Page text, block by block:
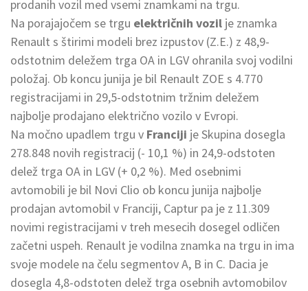
prodanih vozil med vsemi znamkami na trgu.
Na porajajočem se trgu električnih vozil je znamka
Renault s štirimi modeli brez izpustov (Z.E.) z 48,9-
odstotnim deležem trga OA in LGV ohranila svoj vodilni
položaj. Ob koncu junija je bil Renault ZOE s 4.770
registracijami in 29,5-odstotnim tržnim deležem
najbolje prodajano električno vozilo v Evropi.
Na močno upadlem trgu v Franciji je Skupina dosegla
278.848 novih registracij (- 10,1 %) in 24,9-odstoten
delež trga OA in LGV (+ 0,2 %). Med osebnimi
avtomobili je bil Novi Clio ob koncu junija najbolje
prodajan avtomobil v Franciji, Captur pa je z 11.309
novimi registracijami v treh mesecih dosegel odličen
začetni uspeh. Renault je vodilna znamka na trgu in ima
svoje modele na čelu segmentov A, B in C. Dacia je
dosegla 4,8-odstoten delež trga osebnih avtomobilov